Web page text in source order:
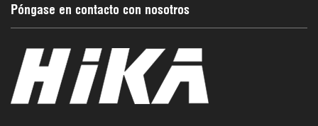
Póngase en contacto con nosotros